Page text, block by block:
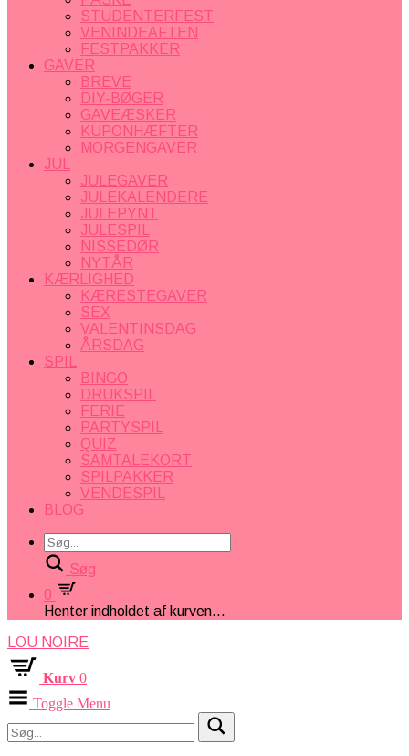
STUDENTERFEST
VENINDEAFTEN
FESTPAKKER
GAVER
BREVE
DIY-BØGER
GAVEÆSKER
KUPONHÆFTER
MORGENGAVER
JUL
JULEGAVER
JULEKALENDERE
JULEPYNT
JULESPIL
NISSEDØR
NYTÅR
KÆRLIGHED
KÆRESTEGAVER
SEX
VALENTINSDAG
ÅRSDAG
SPIL
BINGO
DRUKSPIL
FERIE
PARTYSPIL
QUIZ
SAMTALEKORT
SPILPAKKER
VENDESPIL
BLOG
Søg
0
Henter indholdet af kurven...
LOU NOIRE
Kurv 0
Toggle Menu